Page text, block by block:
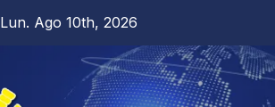
Lun. Ago 10th, 2026